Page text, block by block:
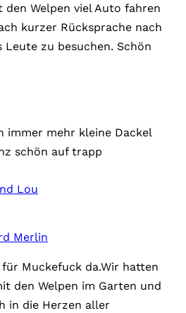
den Welpen viel Auto fahren
kurzer Rücksprache nach
Leute zu besuchen. Schön
immer mehr kleine Dackel
schön auf trapp
Lou
Merlin
Muckefuck da.Wir hatten
den Welpen im Garten und
in die Herzen aller